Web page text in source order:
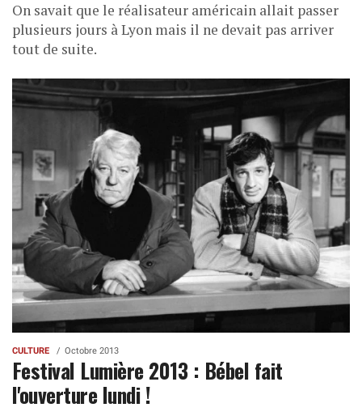
On savait que le réalisateur américain allait passer
plusieurs jours à Lyon mais il ne devait pas arriver
tout de suite.
CULTURE Octobre 2013
Festival Lumière 2013 : Bébel fait
l'ouverture lundi !